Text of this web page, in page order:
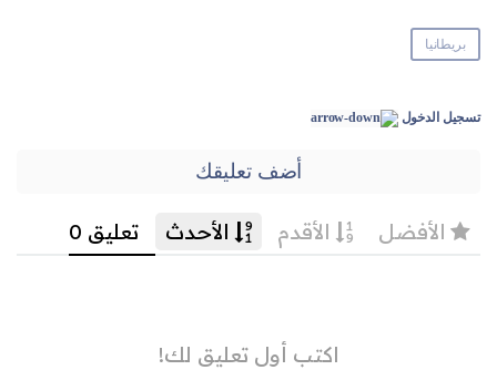
بريطانيا
تسجيل الدخول
أضف تعليقك